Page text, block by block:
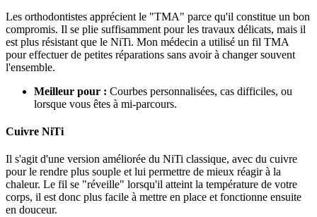
Les orthodontistes apprécient le "TMA" parce qu'il constitue un bon
compromis. Il se plie suffisamment pour les travaux délicats, mais il
est plus résistant que le NiTi. Mon médecin a utilisé un fil TMA
pour effectuer de petites réparations sans avoir à changer souvent
l'ensemble.
Meilleur pour : Courbes personnalisées, cas difficiles, ou
lorsque vous êtes à mi-parcours.
Cuivre NiTi
Il s'agit d'une version améliorée du NiTi classique, avec du cuivre
pour le rendre plus souple et lui permettre de mieux réagir à la
chaleur. Le fil se "réveille" lorsqu'il atteint la température de votre
corps, il est donc plus facile à mettre en place et fonctionne ensuite
en douceur.